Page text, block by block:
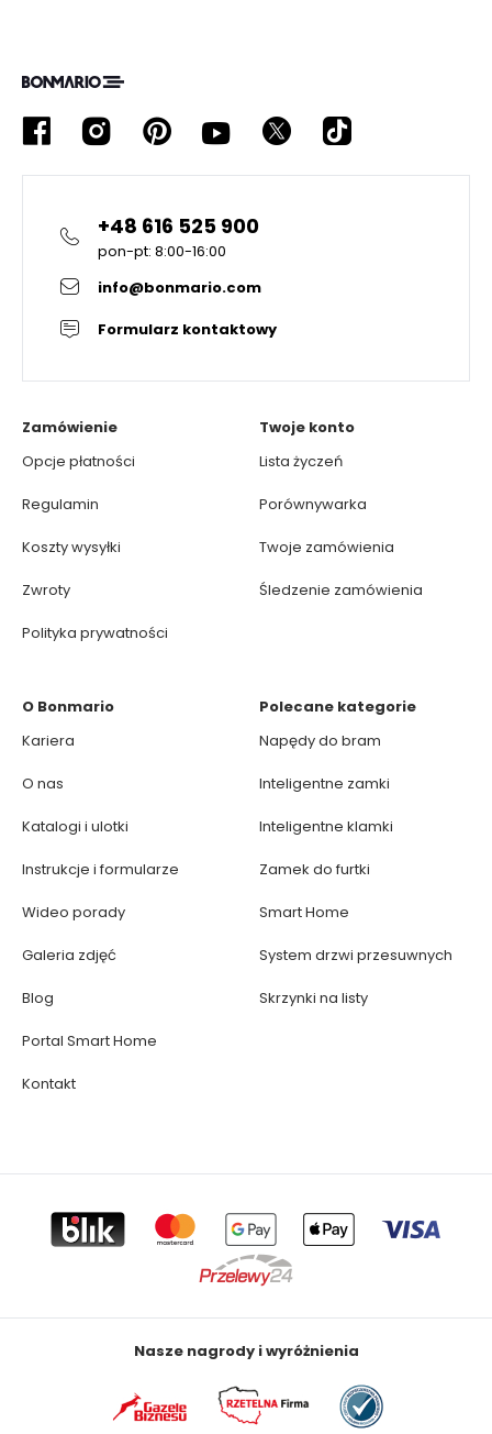
+48 616 525 900
pon-pt: 8:00-16:00
info@bonmario.com
Formularz kontaktowy
Zamówienie
Opcje płatności
Regulamin
Koszty wysyłki
Zwroty
Polityka prywatności
Twoje konto
Lista życzeń
Porównywarka
Twoje zamówienia
Śledzenie zamówienia
O Bonmario
Kariera
O nas
Katalogi i ulotki
Instrukcje i formularze
Wideo porady
Galeria zdjęć
Blog
Portal Smart Home
Kontakt
Polecane kategorie
Napędy do bram
Inteligentne zamki
Inteligentne klamki
Zamek do furtki
Smart Home
System drzwi przesuwnych
Skrzynki na listy
Nasze nagrody i wyróżnienia